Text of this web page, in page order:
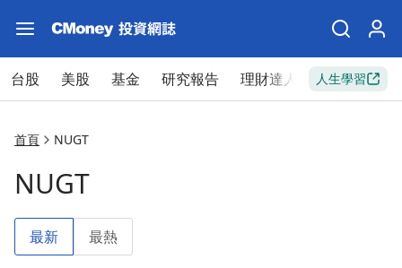
台股 美股 基金 研究報告 理財達人 新手入門
人生學習
首頁 NUGT
NUGT
最新 最熱